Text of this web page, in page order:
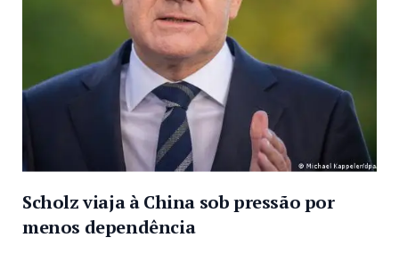
Scholz viaja à China sob pressão por
menos dependência